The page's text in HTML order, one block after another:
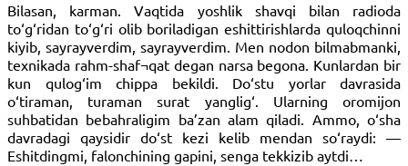
Bilasan, karman. Vaqtida yoshlik shavqi bilan radioda
to‘g‘ridan to‘g‘ri olib boriladigan eshittirishlarda quloqchinni
kiyib, sayrayverdim, sayrayverdim. Men nodon bilmabmanki,
texnikada rahm-shaf¬qat degan narsa begona. Kunlardan bir
kun qulog‘im chippa bekildi. Do‘stu yorlar davrasida
o‘tiraman, turaman surat yanglig‘. Ularning oromijon
suhbatidan bebahraligim ba’zan alam qiladi. Ammo, o‘sha
davradagi qaysidir do‘st kezi kelib mendan so‘raydi: —
Eshitdingmi, falonchining gapini, senga tekkizib aytdi…